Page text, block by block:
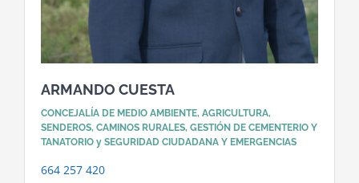
ARMANDO CUESTA
CONCEJALÍA DE MEDIO AMBIENTE, AGRICULTURA,
SENDEROS, CAMINOS RURALES, GESTIÓN DE CEMENTERIO Y
TANATORIO y SEGURIDAD CIUDADANA Y EMERGENCIAS
664 257 420